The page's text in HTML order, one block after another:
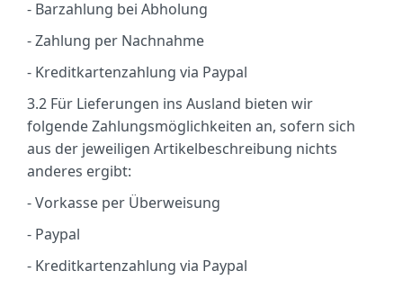
- Barzahlung bei Abholung
-Zahlung per Nachnahme
- Kreditkartenzahlung via Paypal
3.2 Für Lieferungen ins Ausland bieten wir
folgende Zahlungsmöglichkeiten an, sofern sich
aus der jeweiligen Artikelbeschreibung nichts
anderes ergibt:
-Vorkasse per Überweisung
- Paypal
- Kreditkartenzahlung via Paypal